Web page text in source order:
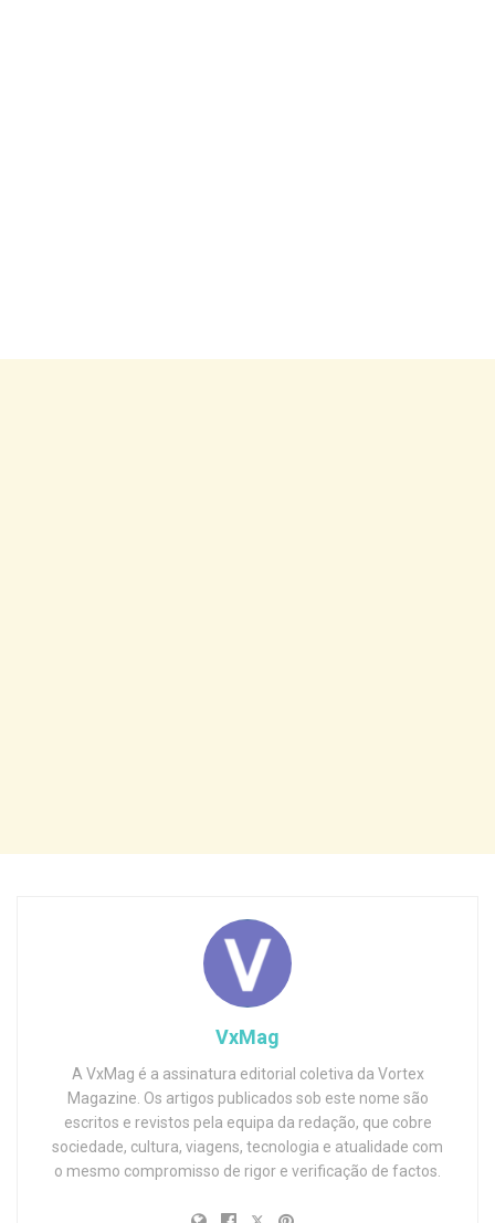
VxMag
A VxMag é a assinatura editorial coletiva da Vortex
Magazine. Os artigos publicados sob este nome são
escritos e revistos pela equipa da redação, que cobre
sociedade, cultura, viagens, tecnologia e atualidade com
o mesmo compromisso de rigor e verificação de factos.